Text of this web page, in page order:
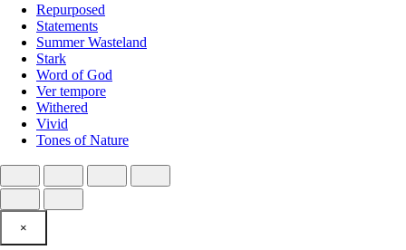
Repurposed
Statements
Summer Wasteland
Stark
Word of God
Ver tempore
Withered
Vivid
Tones of Nature
×